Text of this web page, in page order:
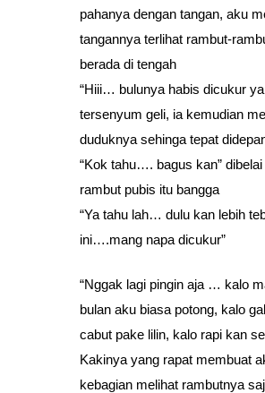
pahanya dengan tangan, aku
tangannya terlihat rambut-
berada di tengah
“Hiii… bulunya habis dicukur
tersenyum geli, ia kemudian
duduknya sehinga tepat
“Kok tahu…. bagus kan”
rambut pubis itu bangga
“Ya tahu lah… dulu kan lebih
ini….mang napa dicukur”
“Nggak lagi pingin aja … kalo
bulan aku biasa potong, kalo
cabut pake lilin, kalo rapi kan
Kakinya yang rapat membuat
kebagian melihat rambutnya